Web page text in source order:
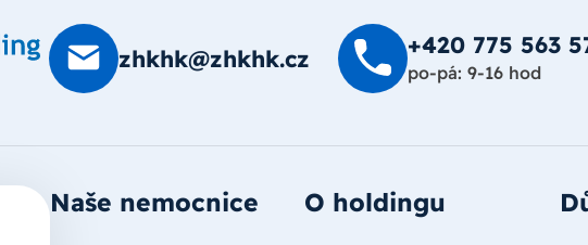
zhkhk@zhkhk.cz +420 775 563
po-pá: 9-16 hod
Naše nemocnice O holdingu